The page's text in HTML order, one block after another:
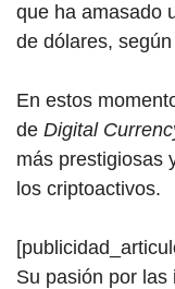
que ha amasado
de dólares,
En estos
de Digital
más prestigiosas
los criptoactivos.
Su pasión por